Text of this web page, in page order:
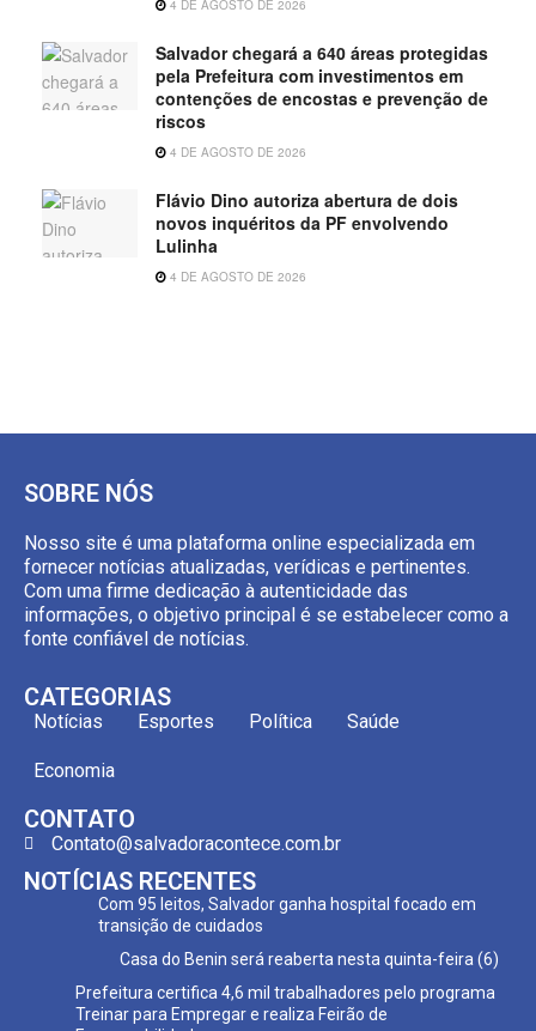
4 DE AGOSTO DE 2026
Salvador chegará a 640 áreas protegidas
pela Prefeitura com investimentos em
contenções de encostas e prevenção de
riscos
4 DE AGOSTO DE 2026
Flávio Dino autoriza abertura de dois
novos inquéritos da PF envolvendo
Lulinha
4 DE AGOSTO DE 2026
SOBRE NÓS
Nosso site é uma plataforma online especializada em
fornecer notícias atualizadas, verídicas e pertinentes.
Com uma firme dedicação à autenticidade das
informações, o objetivo principal é se estabelecer como a
fonte confiável de notícias.
CATEGORIAS
Notícias Esportes Política Saúde
Economia
CONTATO
Contato@salvadoracontece.com.br
NOTÍCIAS RECENTES
Com 95 leitos, Salvador ganha hospital focado em
transição de cuidados
Casa do Benin será reaberta nesta quinta-feira (6)
Prefeitura certifica 4,6 mil trabalhadores pelo programa
Treinar para Empregar e realiza Feirão de